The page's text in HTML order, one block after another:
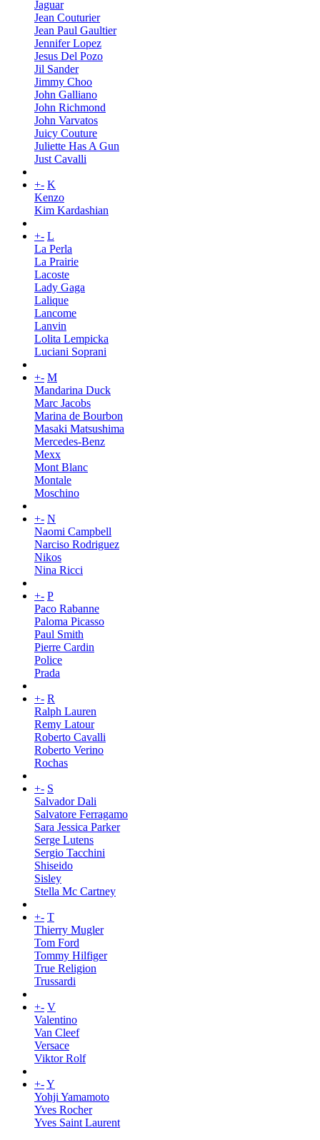
Jaguar
Jean Couturier
Jean Paul Gaultier
Jennifer Lopez
Jesus Del Pozo
Jil Sander
Jimmy Choo
John Galliano
John Richmond
John Varvatos
Juicy Couture
Juliette Has A Gun
Just Cavalli
+- K
Kenzo
Kim Kardashian
+- L
La Perla
La Prairie
Lacoste
Lady Gaga
Lalique
Lancome
Lanvin
Lolita Lempicka
Luciani Soprani
+- M
Mandarina Duck
Marc Jacobs
Marina de Bourbon
Masaki Matsushima
Mercedes-Benz
Mexx
Mont Blanc
Montale
Moschino
+- N
Naomi Campbell
Narciso Rodriguez
Nikos
Nina Ricci
+- P
Paco Rabanne
Paloma Picasso
Paul Smith
Pierre Cardin
Police
Prada
+- R
Ralph Lauren
Remy Latour
Roberto Cavalli
Roberto Verino
Rochas
+- S
Salvador Dali
Salvatore Ferragamo
Sara Jessica Parker
Serge Lutens
Sergio Tacchini
Shiseido
Sisley
Stella Mc Cartney
+- T
Thierry Mugler
Tom Ford
Tommy Hilfiger
True Religion
Trussardi
+- V
Valentino
Van Cleef
Versace
Viktor Rolf
+-Y
Yohji Yamamoto
Yves Rocher
Yves Saint Laurent